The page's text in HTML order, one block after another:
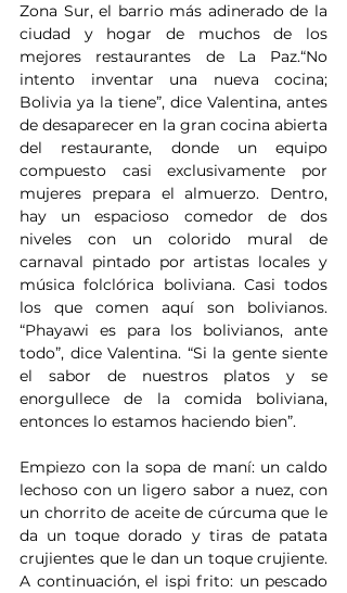
Zona Sur, el barrio más adinerado de la
ciudad y hogar de muchos de los
mejores restaurantes de La Paz.“No
intento inventar una nueva cocina;
Bolivia ya la tiene”, dice Valentina, antes
de desaparecer en la gran cocina abierta
del restaurante, donde un equipo
compuesto casi exclusivamente por
mujeres prepara el almuerzo. Dentro,
hay un espacioso comedor de dos
niveles con un colorido mural de
carnaval pintado por artistas locales y
música folclórica boliviana. Casi todos
los que comen aquí son bolivianos.
“Phayawi es para los bolivianos, ante
todo”, dice Valentina. “Si la gente siente
el sabor de nuestros platos y se
enorgullece de la comida boliviana,
entonces lo estamos haciendo bien”.
Empiezo con la sopa de maní: un caldo
lechoso con un ligero sabor a nuez, con
un chorrito de aceite de cúrcuma que le
da un toque dorado y tiras de patata
crujientes que le dan un toque crujiente.
A continuación, el ispi frito: un pescado